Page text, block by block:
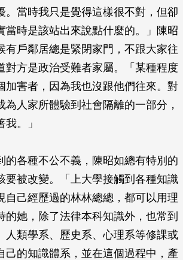
。當時我只是覺得這樣很不對，但卻
當時是該站出來說點什麼的。」陳昭
有戶鄰居總是緊閉家門，不跟大家往
對方是政治受難者家屬。「某種程度
加害者，因為我也沒跟他們往來。對
為人家所體驗到社會隔離的一部分，
。」
的各種不公不義，陳昭如總有特別的
要被改變。「上大學接觸到各種知識
自己經歷過的林林總總，都可以用理
的她，除了法律本科知識外，也常到
人類學系、歷史系、心理系等修課或
己的知識體系，並在這個過程中，產